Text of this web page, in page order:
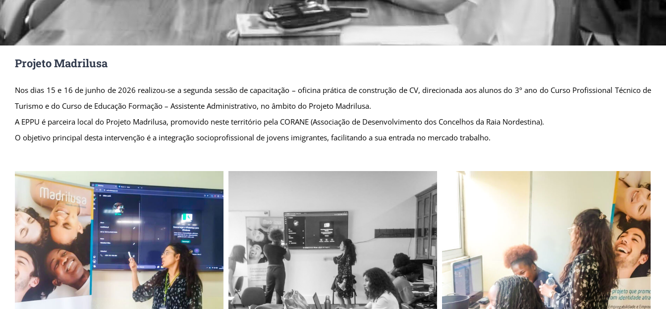
Projeto Madrilusa
Nos dias 15 e 16 de junho de 2026 realizou-se a segunda sessão de capacitação – oficina prática de construção de CV, direcionada aos alunos do 3º ano do Curso Profissional Técnico de
Turismo e do Curso de Educação Formação – Assistente Administrativo, no âmbito do Projeto Madrilusa.
A EPPU é parceira local do Projeto Madrilusa, promovido neste território pela CORANE (Associação de Desenvolvimento dos Concelhos da Raia Nordestina).
O objetivo principal desta intervenção é a integração socioprofissional de jovens imigrantes, facilitando a sua entrada no mercado trabalho.